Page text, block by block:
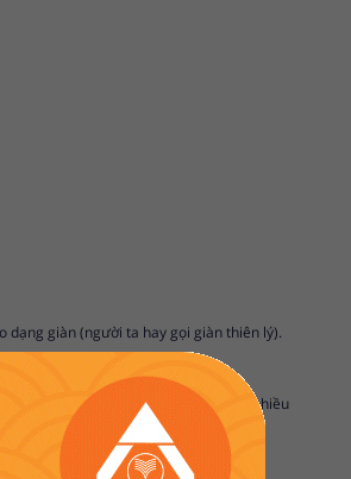
giàn (người ta hay gọi giàn thiên lý).
mà cũng bổ dưỡng. Ngoài ra, theo nhiều